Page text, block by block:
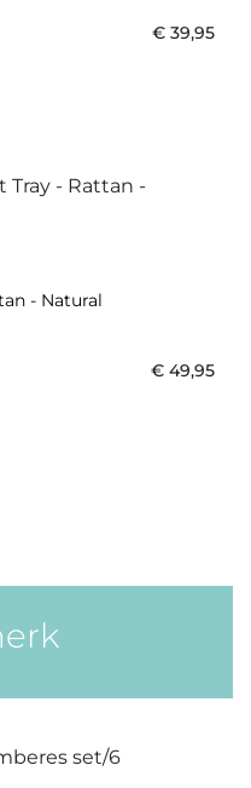
€ 39,95
- Natural
€ 49,95